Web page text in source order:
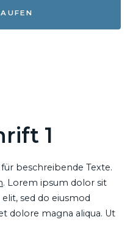
1
beschreibende Texte.
. Lorem ipsum dolor sit
elit, sed do eiusmod
dolore magna aliqua. Ut